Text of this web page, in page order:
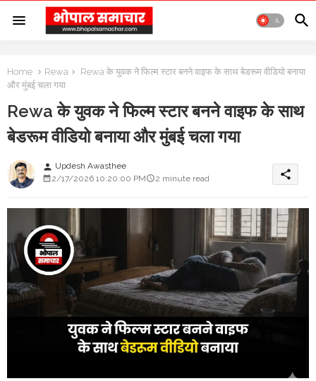
Home Rewa
Rewa के युवक ने फिल्म स्टार बनने वाइफ के साथ बेडरूम वीडियो बनाया
और मुंबई चला गया
Rewa के युवक ने फिल्म स्टार बनने वाइफ के साथ
बेडरूम वीडियो बनाया और मुंबई चला गया
person Updesh Awasthee
2/17/2026 10:20:00 PM
2 minute read share